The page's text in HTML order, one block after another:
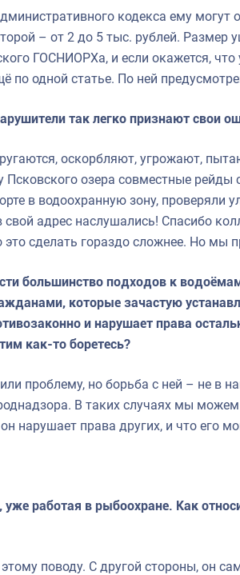
кодекса ему
– от 2 до 5 тыс. рублей. Размер
ГОСНИОРХа, и если окажется,
по одной статье. По ней
так легко признают свои
оскорбляют, угрожают,
Псковского озера совместные рейды
в водоохранную зону, проверяли
свой адрес наслушались! Спасибо
это сделать гораздо сложнее. Но мы
большинство подходов к
которые зачастую
и нарушает права
как-то боретесь?
проблему, но борьба с ней – не в
В таких случаях мы
нарушает права других, и что его
работая в рыбоохране. Как
поводу. С другой стороны, он